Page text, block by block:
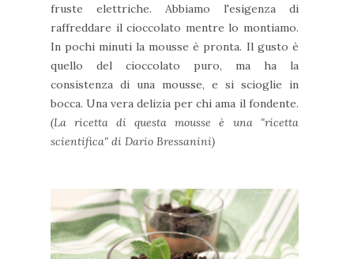
fruste elettriche. Abbiamo l'esigenza di
raffreddare il cioccolato mentre lo montiamo.
In pochi minuti la mousse è pronta. Il gusto è
quello del cioccolato puro, ma ha la
consistenza di una mousse, e si scioglie in
bocca. Una vera delizia per chi ama il fondente.
(La ricetta di questa mousse è una "ricetta
scientifica" di Dario Bressanini)